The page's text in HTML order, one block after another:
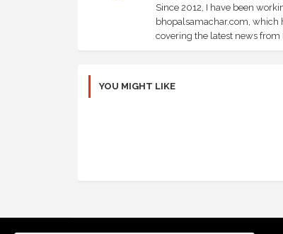
Since 2012, I have been
bhopalsamachar.com, which
covering the latest news from
YOU MIGHT LIKE